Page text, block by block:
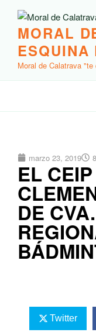
MORAL
ESQUINA
Moral de Calatrava "te
marzo 23, 2019
EL
DE
Twitter